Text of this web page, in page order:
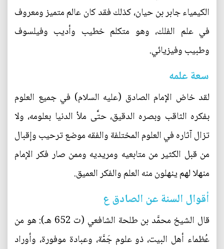
الكيمياء جابر بن حيان، كذلك فقد كان عالم متميز ومعروف
في علم الفلك، وهو متكلم خطيب وأديب وفيلسوف
وطبيب وفيزيائي.
ﺳﻌﺔ ﻋﻠﻤﻪ
ﻟﻘﺪ خاض ﺍﻹﻣﺎﻡ ﺍﻟﺼﺎﺩﻕ ‏(ﻋﻠﻴﻪ ﺍﻟﺴﻼﻡ) في جميع ﺍﻟﻌﻠﻮﻡ
ﺑﻔﻜﺮﻩ ﺍﻟﺜﺎﻗﺐ ﻭﺑﺼﺮﻩ ﺍﻟﺪﻗﻴﻖ، ﺣﺘَّﻰ ﻣﻸ ﺍﻟﺪﻧﻴﺎ ﺑﻌﻠﻮﻣﻪ، ولا
تزال آثاره في العلوم المختلفة والفقه موضع ترحيب وإقبال
من قبل الكثير من متابعيه ومريديه وممن صار فكر الإمام
منهلا لهم ينهلون منه العلم والفكر العميق.
أقوال السنة عن الصادق ع
قال الشيخ محمَّد بن طلحة الشافعي (ت 652 هـ): هو من
عُظماء أهل البيت، ذو علوم جَمَّة، وعبادة موفورة، وأوراد